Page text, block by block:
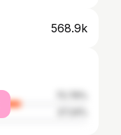
568.9k